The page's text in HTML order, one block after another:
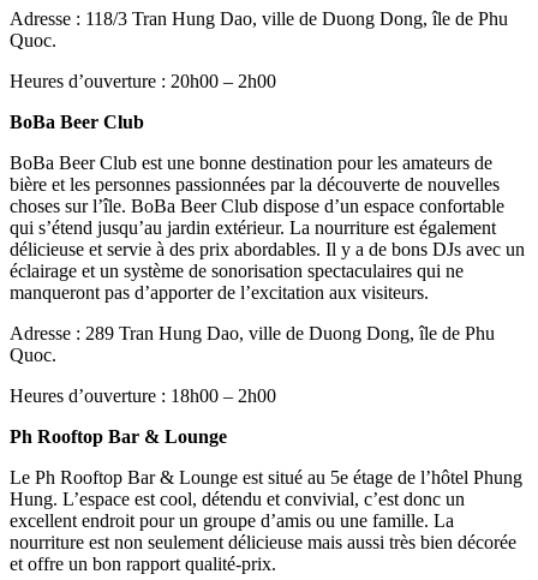
Adresse : 118/3 Tran Hung Dao, ville de Duong Dong, île de Phu
Quoc.
Heures d’ouverture : 20h00 – 2h00
BoBa Beer Club
BoBa Beer Club est une bonne destination pour les amateurs de
bière et les personnes passionnées par la découverte de nouvelles
choses sur l’île. BoBa Beer Club dispose d’un espace confortable
qui s’étend jusqu’au jardin extérieur. La nourriture est également
délicieuse et servie à des prix abordables. Il y a de bons DJs avec un
éclairage et un système de sonorisation spectaculaires qui ne
manqueront pas d’apporter de l’excitation aux visiteurs.
Adresse : 289 Tran Hung Dao, ville de Duong Dong, île de Phu
Quoc.
Heures d’ouverture : 18h00 – 2h00
Ph Rooftop Bar & Lounge
Le Ph Rooftop Bar & Lounge est situé au 5e étage de l’hôtel Phung
Hung. L’espace est cool, détendu et convivial, c’est donc un
excellent endroit pour un groupe d’amis ou une famille. La
nourriture est non seulement délicieuse mais aussi très bien décorée
et offre un bon rapport qualité-prix.